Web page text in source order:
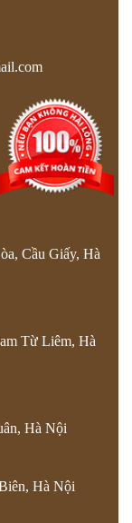
Cầu Giấy, Hà
Từ Liêm, Hà
Hà Nội
Hà Nội